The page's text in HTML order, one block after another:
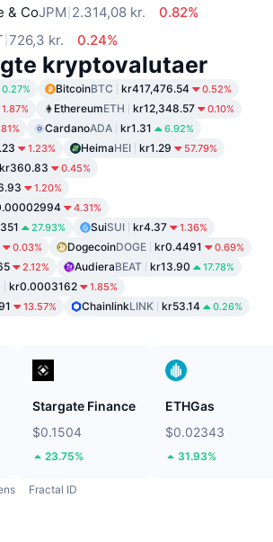
& CoJPM 2.314,08 kr.
0.82%
726,3 kr. 0.24%
kryptovalutaer
0.27% BitcoinBTC kr417,476.54 0.52%
1.87% EthereumETH kr12,348.57 0.10%
CardanoADA kr1.31 6.92%
1.23% HeimaHEI kr1.29 57.79%
kr360.83 0.45%
1.20%
4.31%
27.93% SuiSUI kr4.37 1.36%
0.03% DogecoinDOGE kr0.4491 0.69%
2.12% AudieraBEAT kr13.90 17.78%
kr0.0003162 1.85%
13.57% ChainlinkLINK kr53.14 0.26%
Stargate Finance
$0.1504
23.75%
ETHGas
$0.02343
31.93%
Fractal ID